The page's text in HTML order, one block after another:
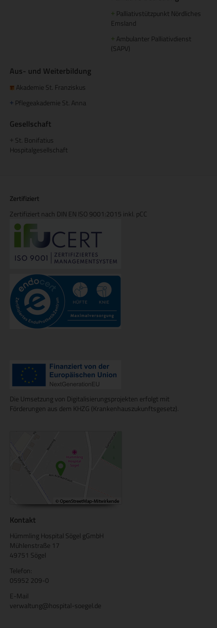
+ Palliativstützpunkt Nördliches
Emsland
+ Ambulanter Palliativdienst
(SAPV)
Aus- und Weiterbildung
Akademie St. Franziskus
+ Pflegeakademie St. Anna
Gesellschaft
St. Bonifatius
Hospitalgesellschaft
Zertifiziert
Zertifiziert nach DIN EN ISO 9001:2015 inkl. pCC
Die Umsetzung von Digitalisierungsprojekten erfolgt mit
Förderungen aus dem KHZG (Krankenhauszukunftsgesetz).
Kontakt
Hümmling Hospital Sögel gGmbH
Mühlenstraße 17
49751 Sögel
Telefon:
05952 209-0
E-Mail
verwaltung@hospital-soegel.de